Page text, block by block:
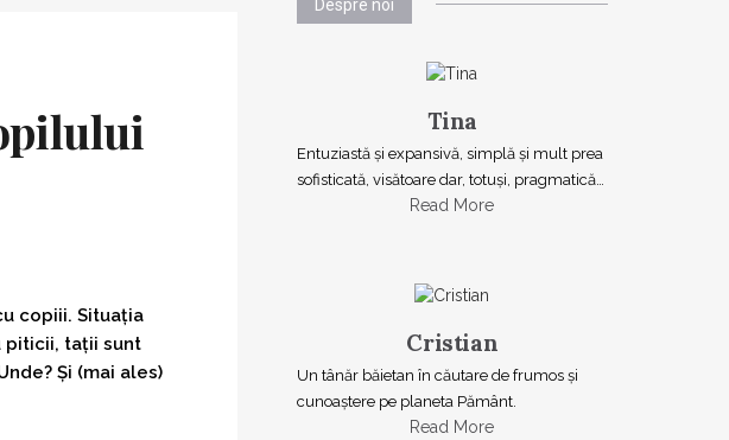
copiii. Situația
piticii, tații sunt
Și (mai ales)
Despre noi
Tina
Entuziastă şi expansivă, simplă şi mult prea
sofisticată, visătoare dar, totuşi, pragmatică…
Read More
Cristian
Un tânăr băietan în căutare de frumos și
cunoaștere pe planeta Pământ.
Read More